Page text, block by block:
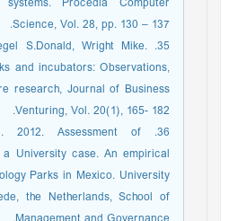
Science, Vol. 28, pp. 130 – 137.
S.Donald, Wright Mike.
and incubators: Observations,
research, Journal of Business
Venturing, Vol. 20(1), 165- 182.
2012. Assessment of
a University case. An empirical
Parks in Mexico. University
the Netherlands, School of